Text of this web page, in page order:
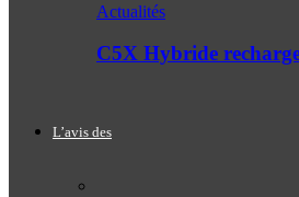
Actualités
C5X Hybride
L’avis des